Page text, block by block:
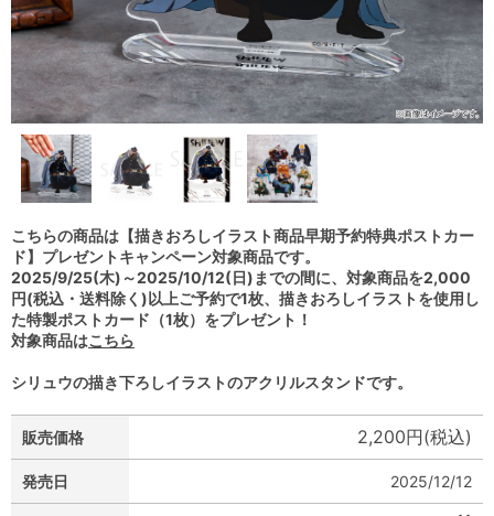
こちらの商品は【描きおろしイラスト商品早期予約特典ポストカー
ド】プレゼントキャンペーン対象商品です。
2025/9/25(木)～2025/10/12(日)までの間に、対象商品を2,000
円(税込・送料除く)以上ご予約で1枚、描きおろしイラストを使用し
た特製ポストカード（1枚）をプレゼント！
対象商品はこちら
シリュウの描き下ろしイラストのアクリルスタンドです。
販売価格 2,200円(税込)
発売日 2025/12/12